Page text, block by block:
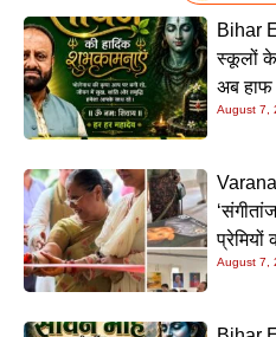
Bihar
स्कूलों के
अब हाफ
August 7,
प्रेमियों
August 7,